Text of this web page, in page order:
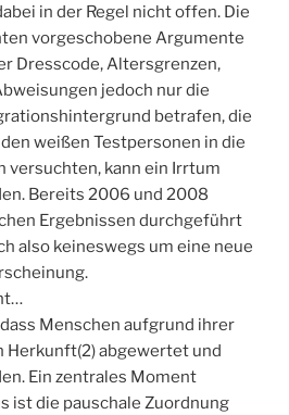
in der Regel nicht offen. Die
vorgeschobene Argumente
Dresscode, Altersgrenzen,
jedoch nur die
betrafen, die
weißen Testpersonen in die
versuchten, kann ein Irrtum
Bereits 2006 und 2008
Ergebnissen durchgeführt
also keineswegs um eine neue
Menschen aufgrund ihrer
abgewertet und
Ein zentrales Moment
ist die pauschale Zuordnung